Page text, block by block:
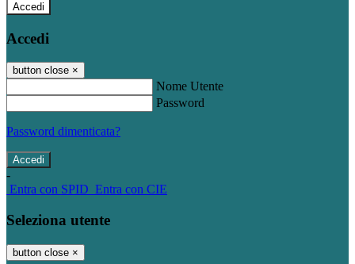
Accedi
Accedi
button close ×
Nome Utente
Password
Password dimenticata?
-
Entra con SPID Entra con CIE
Seleziona utente
button close ×